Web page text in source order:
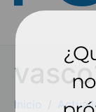
Inicio